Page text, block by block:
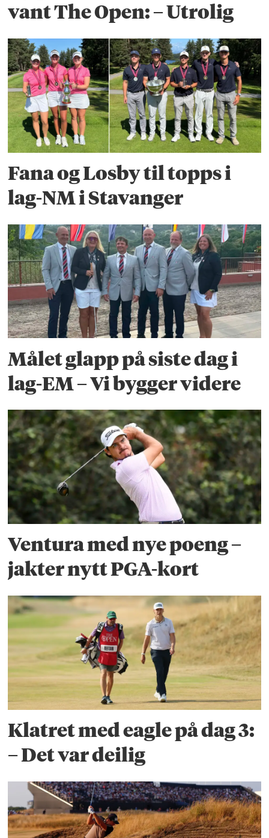
vant The Open: – Utrolig
Fana og Losby til topps i
lag-NM i Stavanger
Målet glapp på siste dag i
lag-EM – Vi bygger videre
Ventura med nye poeng –
jakter nytt PGA-kort
Klatret med eagle på dag 3:
– Det var deilig